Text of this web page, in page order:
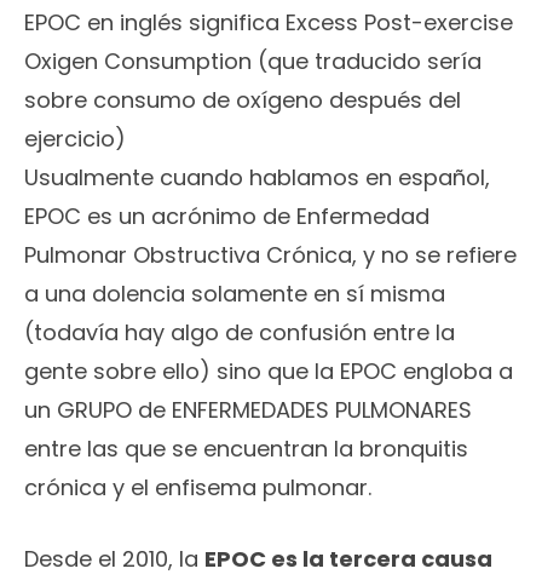
EPOC en inglés significa Excess Post-exercise
Oxigen Consumption (que traducido sería
sobre consumo de oxígeno después del
ejercicio)
Usualmente cuando hablamos en español,
EPOC es un acrónimo de Enfermedad
Pulmonar Obstructiva Crónica, y no se refiere
a una dolencia solamente en sí misma
(todavía hay algo de confusión entre la
gente sobre ello) sino que la EPOC engloba a
un GRUPO de ENFERMEDADES PULMONARES
entre las que se encuentran la bronquitis
crónica y el enfisema pulmonar.
Desde el 2010, la EPOC es la tercera causa